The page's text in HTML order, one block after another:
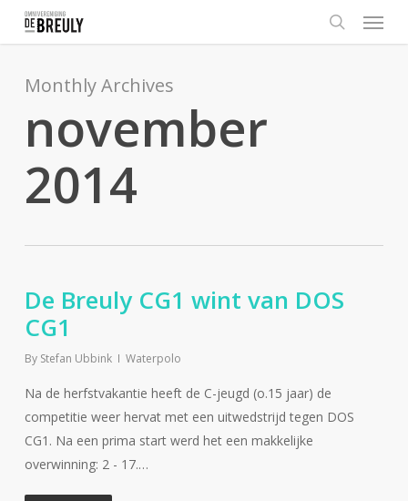
content
search
Menu
Monthly Archives
november
2014
De Breuly CG1 wint van DOS
CG1
By Stefan Ubbink Waterpolo
Na de herfstvakantie heeft de C-jeugd (o.15 jaar) de
competitie weer hervat met een uitwedstrijd tegen DOS
CG1. Na een prima start werd het een makkelijke
overwinning: 2 - 17.…